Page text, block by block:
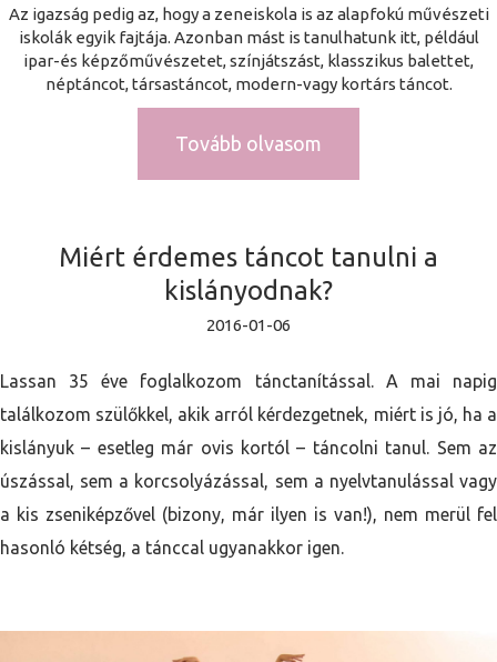
Az igazság pedig az, hogy a zeneiskola is az alapfokú művészeti
iskolák egyik fajtája. Azonban mást is tanulhatunk itt, például
ipar-és képzőművészetet, színjátszást, klasszikus balettet,
néptáncot, társastáncot, modern-vagy kortárs táncot.
Tovább olvasom
Miért érdemes táncot tanulni a
kislányodnak?
2016-01-06
Lassan 35 éve foglalkozom tánctanítással. A mai napig
találkozom szülőkkel, akik arról kérdezgetnek, miért is jó, ha a
kislányuk – esetleg már ovis kortól – táncolni tanul. Sem az
úszással, sem a korcsolyázással, sem a nyelvtanulással vagy
a kis zseniképzővel (bizony, már ilyen is van!), nem merül fel
hasonló kétség, a tánccal ugyanakkor igen.